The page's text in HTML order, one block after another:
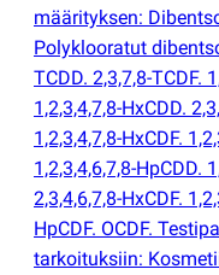
määrityksen:
Polyklooratut
TCDD. 2,3,7,8-TCDF.
1,2,3,4,7,8-HxCDD.
1,2,3,4,7,8-HxCDF.
1,2,3,4,6,7,8-HpCDD.
2,3,4,6,7,8-HxCDF.
HpCDF. OCDF.
tarkoituksiin: